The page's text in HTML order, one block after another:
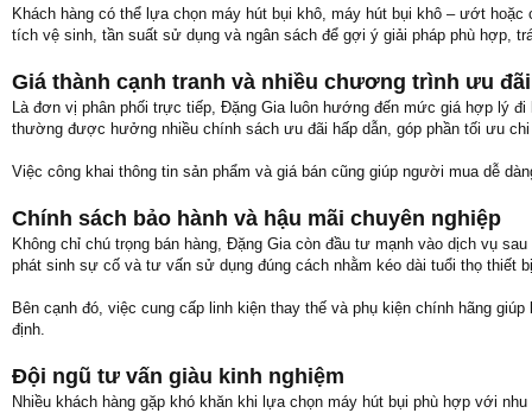
Khách hàng có thể lựa chọn máy hút bụi khô, máy hút bụi khô – ướt
tích vệ sinh, tần suất sử dụng và ngân sách để gợi ý giải pháp phù hợp,
Giá thành cạnh tranh và nhiều chương trình ưu đãi
Là đơn vị phân phối trực tiếp, Đặng Gia luôn hướng đến mức giá hợp lý
thường được hưởng nhiều chính sách ưu đãi hấp dẫn, góp phần tối ưu
Việc công khai thông tin sản phẩm và giá bán cũng giúp người mua dễ
Chính sách bảo hành và hậu mãi chuyên nghiệp
Không chỉ chú trọng bán hàng, Đặng Gia còn đầu tư mạnh vào dịch vụ
phát sinh sự cố và tư vấn sử dụng đúng cách nhằm kéo dài tuổi thọ thiết
Bên cạnh đó, việc cung cấp linh kiện thay thế và phụ kiện chính hãng
định.
Đội ngũ tư vấn giàu kinh nghiệm
Nhiều khách hàng gặp khó khăn khi lựa chọn máy hút bụi phù hợp với